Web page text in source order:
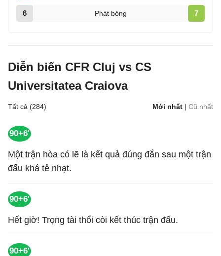
6 Phát bóng 7
Diễn biến CFR Cluj vs CS
Universitatea Craiova
Tất cả (284) Mới nhất | Cũ nhất
90+6'
Một trận hòa có lẽ là kết quả đúng đắn sau một trận
đấu khá tẻ nhạt.
90+6'
Hết giờ! Trọng tài thổi còi kết thúc trận đấu.
90+6'